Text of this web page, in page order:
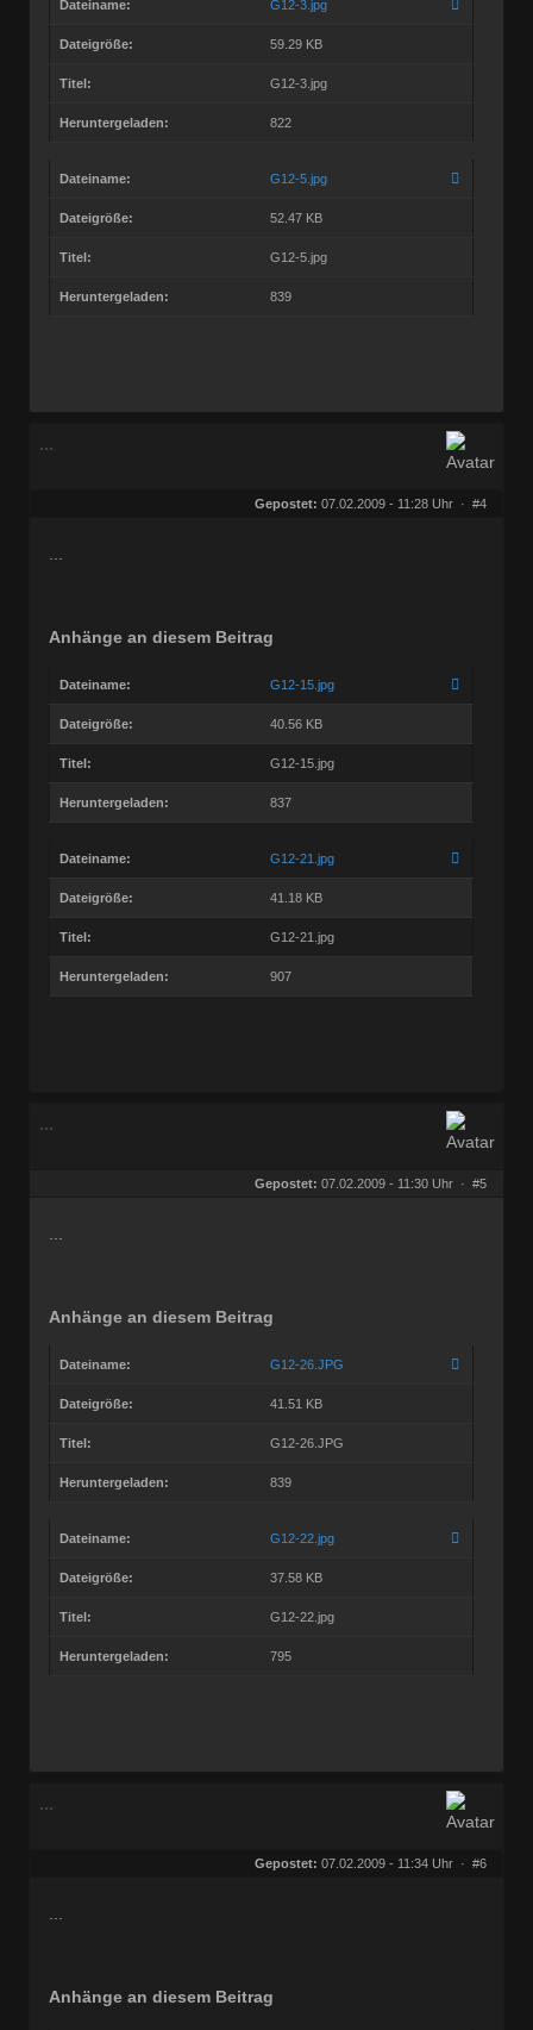
Dateiname: G12-3.jpg
Dateigröße: 59.29 KB
Titel: G12-3.jpg
Heruntergeladen: 822
Dateiname: G12-5.jpg
Dateigröße: 52.47 KB
Titel: G12-5.jpg
Heruntergeladen: 839
...
Gepostet: 07.02.2009 - 11:28 Uhr · #4
Anhänge an diesem Beitrag
Dateiname: G12-15.jpg
Dateigröße: 40.56 KB
Titel: G12-15.jpg
Heruntergeladen: 837
Dateiname: G12-21.jpg
Dateigröße: 41.18 KB
Titel: G12-21.jpg
Heruntergeladen: 907
...
Gepostet: 07.02.2009 - 11:30 Uhr · #5
Anhänge an diesem Beitrag
Dateiname: G12-26.JPG
Dateigröße: 41.51 KB
Titel: G12-26.JPG
Heruntergeladen: 839
Dateiname: G12-22.jpg
Dateigröße: 37.58 KB
Titel: G12-22.jpg
Heruntergeladen: 795
...
Gepostet: 07.02.2009 - 11:34 Uhr · #6
Anhänge an diesem Beitrag